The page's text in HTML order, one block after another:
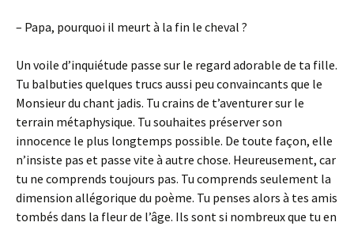
– Papa, pourquoi il meurt à la fin le cheval ?
Un voile d’inquiétude passe sur le regard adorable de ta fille.
Tu balbuties quelques trucs aussi peu convaincants que le
Monsieur du chant jadis. Tu crains de t’aventurer sur le
terrain métaphysique. Tu souhaites préserver son
innocence le plus longtemps possible. De toute façon, elle
n’insiste pas et passe vite à autre chose. Heureusement, car
tu ne comprends toujours pas. Tu comprends seulement la
dimension allégorique du poème. Tu penses alors à tes amis
tombés dans la fleur de l’âge. Ils sont si nombreux que tu en